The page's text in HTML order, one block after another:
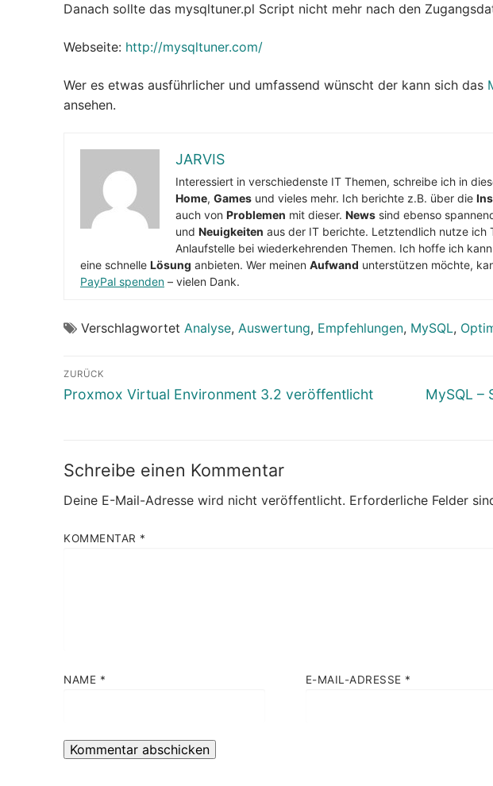
Danach sollte das mysqltuner.pl Script nicht mehr nach den
Webseite: http://mysqltuner.com/
Wer es etwas ausführlicher und umfassend wünscht der kann sich das
ansehen.
JARVIS
Interessiert in verschiedenste IT Themen, schreibe ich in
Home, Games und vieles mehr. Ich berichte z.B. über die
auch von Problemen mit dieser. News sind ebenso
und Neuigkeiten aus der IT berichte. Letztendlich nutze ich
Anlaufstelle bei wiederkehrenden Themen. Ich hoffe ich
eine schnelle Lösung anbieten. Wer meinen Aufwand unterstützen möchte,
PayPal spenden – vielen Dank.
Verschlagwortet Analyse, Auswertung, Empfehlungen, MySQL,
Beitragsnavigation
ZURÜCK
Vorheriger
Proxmox Virtual Environment 3.2 veröffentlicht
Nächster
MySQL –
Schreibe einen Kommentar
Deine E-Mail-Adresse wird nicht veröffentlicht. Erforderliche Felder
KOMMENTAR *
NAME * E-MAIL-ADRESSE *